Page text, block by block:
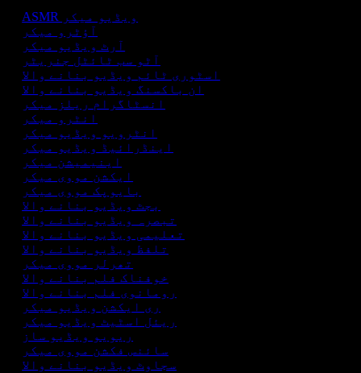
ASMR ویڈیو میکر
آؤٹرو میکر
آرٹ ویڈیو میکر
آٹو سب ٹائٹل جنریٹر
اسٹوری ٹائم ویڈیو بنانے والا
ان باکسنگ ویڈیو بنانے والا
انسٹاگرام ریلز میکر
انٹرو میکر
انٹرویو ویڈیو میکر
اینڈرائیڈ ویڈیو میکر
اینیمیشن میکر
ایکشن مووی میکر
بایوپک مووی میکر
بجٹ ویڈیو بنانے والا
تبصرہ ویڈیو بنانے والا
تعلیمی ویڈیو بنانے والا
تلفظ ویڈیو بنانے والا
تھرلر مووی میکر
خوفناک فلم بنانے والا
رومانوی فلم بنانے والا
ری ایکشن ویڈیو میکر
ریئل اسٹیٹ ویڈیو میکر
ریویو ویڈیو ساز
سائنس فکشن مووی میکر
سجاوٹ ویڈیو بنانے والا